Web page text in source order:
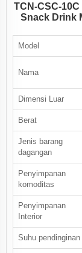
TCN-CSC-
Snack Drink
Model
Nama
Dimensi Luar
Berat
Jenis barang
dagangan
Penyimpanan
komoditas
Penyimpanan
Interior
Suhu pendinginan